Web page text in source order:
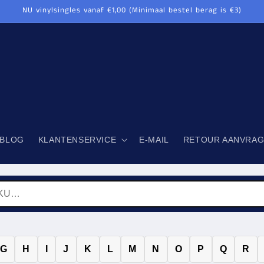
NU vinylsingles vanaf €1,00 (Minimaal bestel berag is €3)
BLOG KLANTENSERVICE E-MAIL RETOUR
G H J K L M N O P Q R